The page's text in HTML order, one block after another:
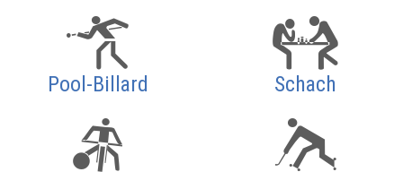
Pool-Billard Schach